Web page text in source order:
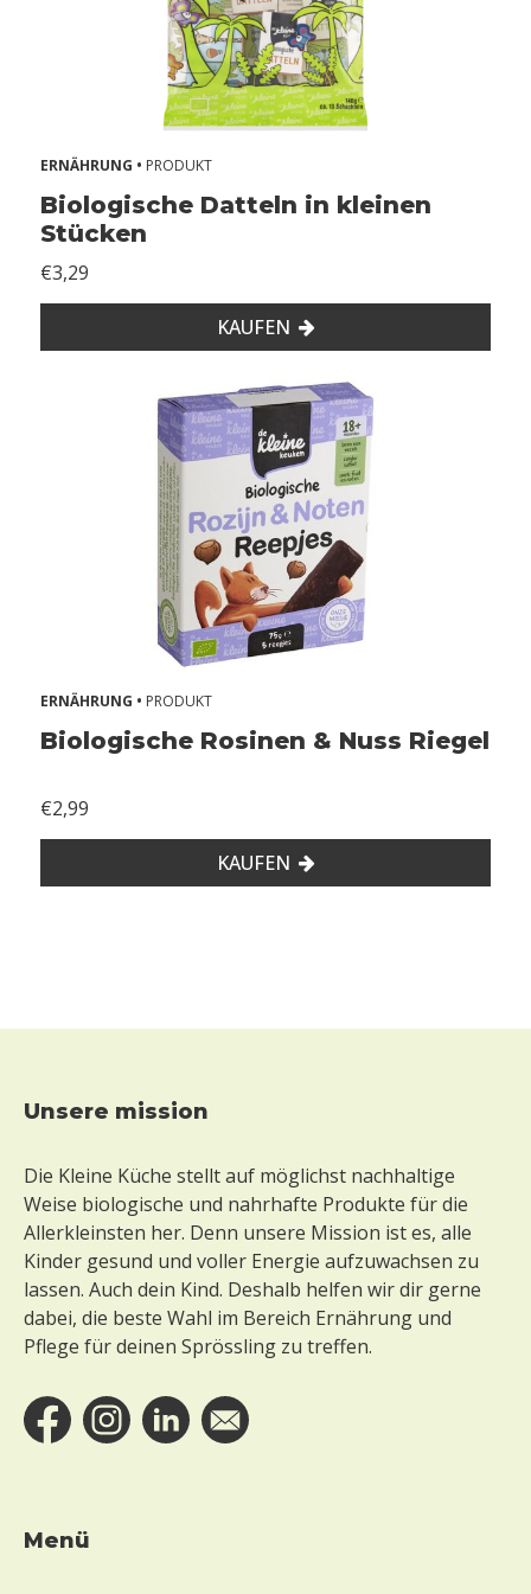
ERNÄHRUNG • PRODUKT
Biologische Datteln in kleinen
Stücken
€3,29
KAUFEN
ERNÄHRUNG • PRODUKT
Biologische Rosinen & Nuss Riegel
€2,99
KAUFEN
Footer
unsere mission
Die Kleine Küche stellt auf möglichst nachhaltige
Weise biologische und nahrhafte Produkte für die
Allerkleinsten her. Denn unsere Mission ist es, alle
Kinder gesund und voller Energie aufzuwachsen zu
lassen. Auch dein Kind. Deshalb helfen wir dir gerne
dabei, die beste Wahl im Bereich Ernährung und
Pflege für deinen Sprössling zu treffen.
Menü